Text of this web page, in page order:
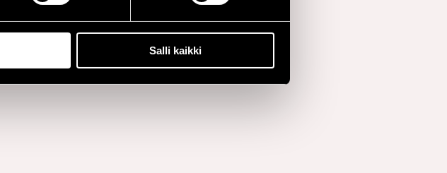
Salli kaikki